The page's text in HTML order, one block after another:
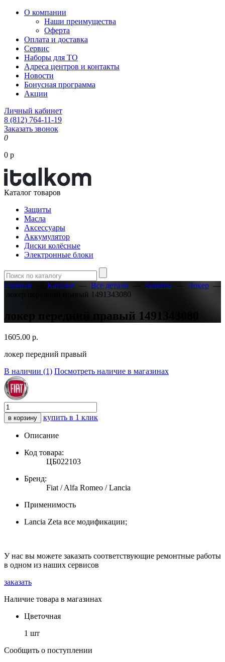
О компании
Наши преимущества
Оферта
Оплата и доставка
Сервис
Наборы для ТО
Адреса центров и контакты
Новости
Бонусная программа
Акции
Личный кабинет
8 (812) 764-11-19
Заказать звонок
0
0 р
Каталог товаров
Защиты
Масла
Аксессуары
Аккумулятор
Диски колёсные
Электронные блоки
Главная Каталог — Все детали — Защиты — Локер —
локер передний правый 1491343080
локер передний правый 1491343080
1605.00 р.
локер передний правый
В наличии (1) Посмотреть наличие в магазинах
в корзину купить в 1 клик
Описание
Код товара:
ЦБ022103
Бренд:
Fiat / Alfa Romeo / Lancia
Применимость
Lancia Zeta все модификации;
У нас вы можете заказать соответствующие ремонтные работы
в одном из наших сервисов
заказать
Наличие товара в магазинах
Цветочная
1 шт
Сообщить о поступлении